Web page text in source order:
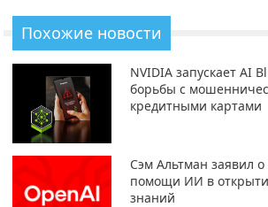
Похожие новости
NVIDIA запускает AI
борьбы с
кредитными картами
Сэм Альтман заявил о
помощи ИИ в
знаний